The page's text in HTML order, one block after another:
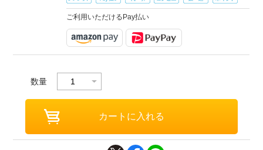
ご利用いただけるPay払い
数量